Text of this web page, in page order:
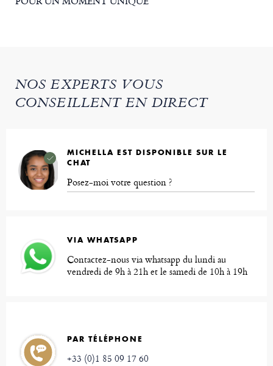
NOS EXPERTS VOUS
CONSEILLENT EN DIRECT
MICHELLA EST DISPONIBLE SUR LE
CHAT
Posez-moi votre question ?
VIA WHATSAPP
Contactez-nous via whatsapp du lundi au
vendredi de 9h à 21h et le samedi de 10h à 19h
PAR TÉLÉPHONE
+33 (0)1 85 09 17 60